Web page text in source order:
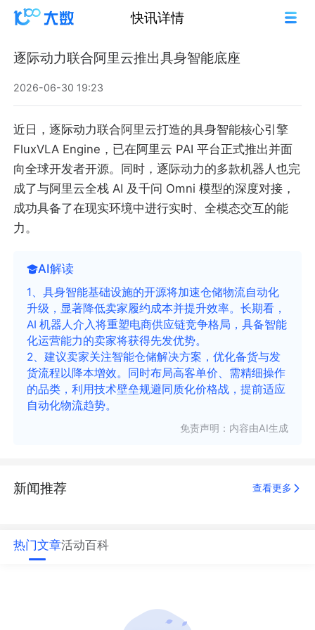
快讯详情
逐际动力联合阿里云推出具身智能底座
2026-06-30 19:23
近日，逐际动力联合阿里云打造的具身智能核心引擎
FluxVLA Engine，已在阿里云 PAI 平台正式推出并面
向全球开发者开源。同时，逐际动力的多款机器人也完
成了与阿里云全栈 AI 及千问 Omni 模型的深度对接，
成功具备了在现实环境中进行实时、全模态交互的能
力。
AI解读
1、具身智能基础设施的开源将加速仓储物流自动化
升级，显著降低卖家履约成本并提升效率。长期看，
AI 机器人介入将重塑电商供应链竞争格局，具备智能
化运营能力的卖家将获得先发优势。
2、建议卖家关注智能仓储解决方案，优化备货与发
货流程以降本增效。同时布局高客单价、需精细操作
的品类，利用技术壁垒规避同质化价格战，提前适应
自动化物流趋势。
免责声明：内容由AI生成
新闻推荐 查看更多
热门文章活动百科